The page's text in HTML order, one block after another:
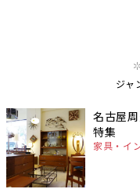
ジャ
名古屋
特集
家具・イ